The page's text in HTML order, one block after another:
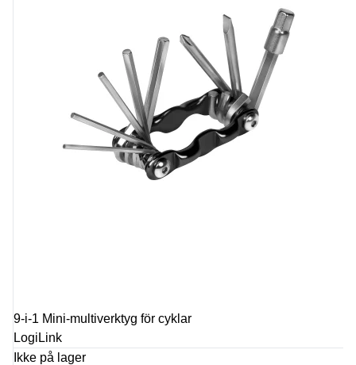
9-i-1 Mini-multiverktyg för cyklar
LogiLink
Ikke på lager